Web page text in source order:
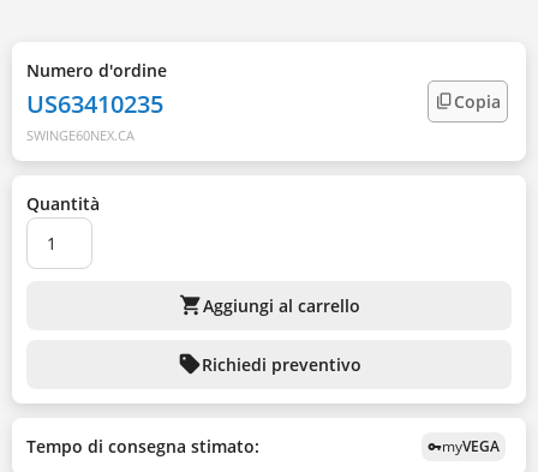
Numero d'ordine
US63410235
SWINGE60NEX.CA
Copia
Quantità
shopping_cartAggiungi al carrello
sellRichiedi preventivo
Tempo di consegna stimato: vpn_keymyVEGA